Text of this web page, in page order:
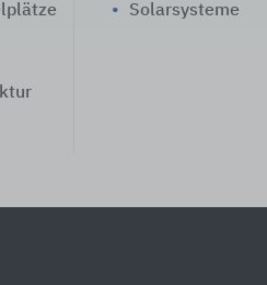
Solarsysteme